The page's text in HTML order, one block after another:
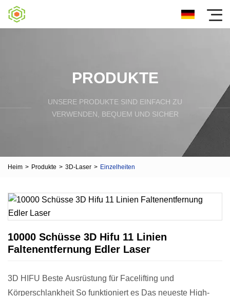
PRODUKTE
UNSERE PRODUKTE SIND EINFACH ZU
VERWENDEN, BEQUEM UND SICHER
Heim > Produkte > 3D-Laser > Einzelheiten
10000 Schüsse 3D Hifu 11 Linien
Faltenentfernung Edler Laser
3D HIFU Beste Ausrüstung für Facelifting und
Körperschlankheit So funktioniert es Das neueste High-